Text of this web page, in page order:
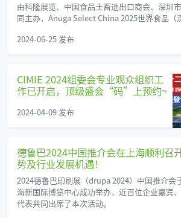
由科隆展览、中国食品土畜进出口商会、深圳
同主办，Anuga Select China 2025世界食品（
2024-06-25 发布
CIMIE 2024组委会专业观众组织工
作已开启，顶级盛会“码”上预约~
2024-04-09 发布
德鲁巴2024中国推介会在上海顺利召
势及行业发展机遇！
2024德鲁巴印刷展（drupa 2024）中国推介会
海新国际博览中心成功举办，近百位企业嘉宾
代表共同出席了本次活动。